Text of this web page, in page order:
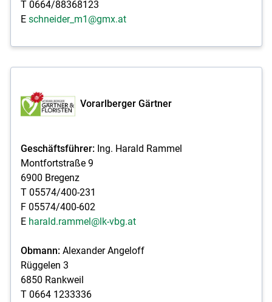
T 0664/88368123
E schneider_m1@gmx.at
Vorarlberger Gärtner
Geschäftsführer:Ing. Harald Rammel
Montfortstraße 9
6900 Bregenz
T 05574/400-231
F 05574/400-602
E harald.rammel@lk-vbg.at
Obmann:Alexander Angeloff
Rüggelen 3
6850 Rankweil
T 0664 1233336